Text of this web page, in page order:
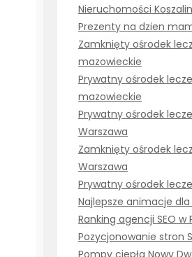
Nieruchomości Koszalin
Prezenty na dzien
Zamknięty ośrodek
mazowieckie
Prywatny ośrodek
mazowieckie
Prywatny ośrodek
Warszawa
Zamknięty ośrodek
Warszawa
Prywatny ośrodek
Najlepsze animacje
Ranking agencji SEO w
Pozycjonowanie stron
Pompy ciepła Nowy